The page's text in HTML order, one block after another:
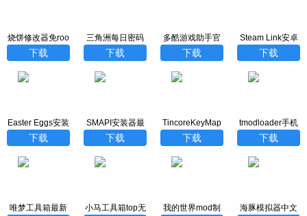
烧饼修改器免roo
t版官方下载
下载
三角洲每日密码
助手安卓版
下载
多酷游戏助手官
方正版
下载
Steam Link安卓
版
下载
Easter Eggs安装
包
下载
SMAPI安装器最
新版
下载
TincoreKeyMap
per最新版
下载
tmodloader手机
版
下载
唯梦工具箱最新
小马工具箱top无
我的世界mod制
海豚模拟器中文